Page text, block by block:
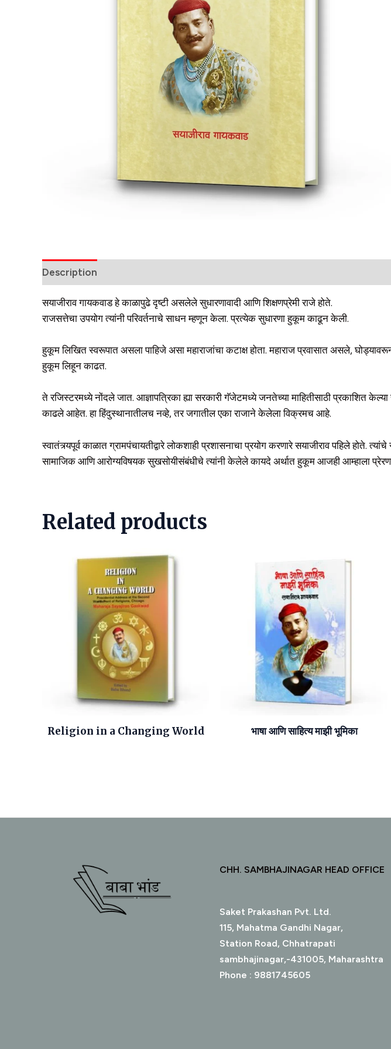
Description
सयाजीराव गायकवाड हे काळापुढे दृष्टी असलेले सुधारणावादी आणि शिक्षणप्रेमी राजे होते.
राजसत्तेचा उपयोग त्यांनी परिवर्तनाचे साधन म्हणून केला. प्रत्येक सुधारणा हुकूम काढून केली.
हुकूम लिखित स्वरूपात असला पाहिजे असा महाराजांचा कटाक्ष होता. महाराज प्रवासात असले,
हुकूम लिहून काढत.
ते रजिस्टरमध्ये नोंदले जात. आज्ञापत्रिका ह्या सरकारी गॅजेटमध्ये जनतेच्या माहितीसाठी प्रकाशित
काढले आहेत. हा हिंदुस्थानातीलच नव्हे, तर जगातील एका राजाने केलेला विक्रमच आहे.
स्वातंत्र्यपूर्व काळात ग्रामपंचायतीद्वारे लोकशाही प्रशासनाचा प्रयोग करणारे सयाजीराव पहिले होते.
सामाजिक आणि आरोग्यविषयक सुखसोयीसंबंधीचे त्यांनी केलेले कायदे अर्थात हुकूम आजही आम्हाला
Related products
Religion in a Changing World भाषा आणि साहित्य माझी भूमिका
CHH. SAMBHAJINAGAR HEAD OFFICE
Saket Prakashan Pvt. Ltd.
115, Mahatma Gandhi Nagar,
Station Road, Chhatrapati
sambhajinagar,-431005, Maharashtra
Phone : 9881745605